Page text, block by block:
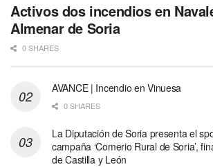
Activos dos incendios en
Almenar de Soria
0 SHARES
AVANCE | Incendio en Vinuesa
0 SHARES
La Diputación de Soria presenta el
campaña ‘Comerio Rural de Soria’,
de Castilla y León